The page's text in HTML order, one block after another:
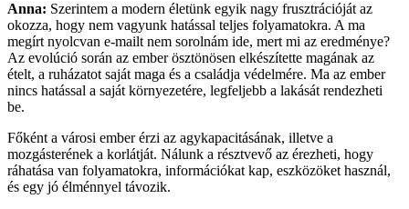
Anna: Szerintem a modern életünk egyik nagy frusztrációját az
okozza, hogy nem vagyunk hatással teljes folyamatokra. A ma
megírt nyolcvan e-mailt nem sorolnám ide, mert mi az eredménye?
Az evolúció során az ember ösztönösen elkészítette magának az
ételt, a ruházatot saját maga és a családja védelmére. Ma az ember
nincs hatással a saját környezetére, legfeljebb a lakását rendezheti
be.
Főként a városi ember érzi az agykapacitásának, illetve a
mozgásterének a korlátját. Nálunk a résztvevő az érezheti, hogy
ráhatása van folyamatokra, információkat kap, eszközöket használ,
és egy jó élménnyel távozik.